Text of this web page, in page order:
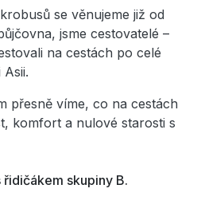
se věnujeme již od
jsme cestovatelé –
na cestách po celé
přesně víme, co na cestách
komfort a nulové starosti s
skupiny B.